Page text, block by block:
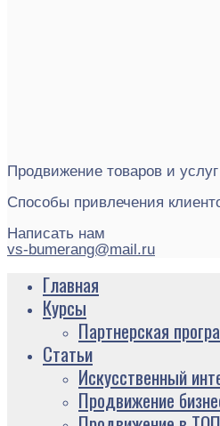
Продвижение товаров и
Способы привлечения
Написать нам
vs-bumerang@mail.ru
Главная
Курсы
Партнерская
Статьи
Искусственный
Продвижение